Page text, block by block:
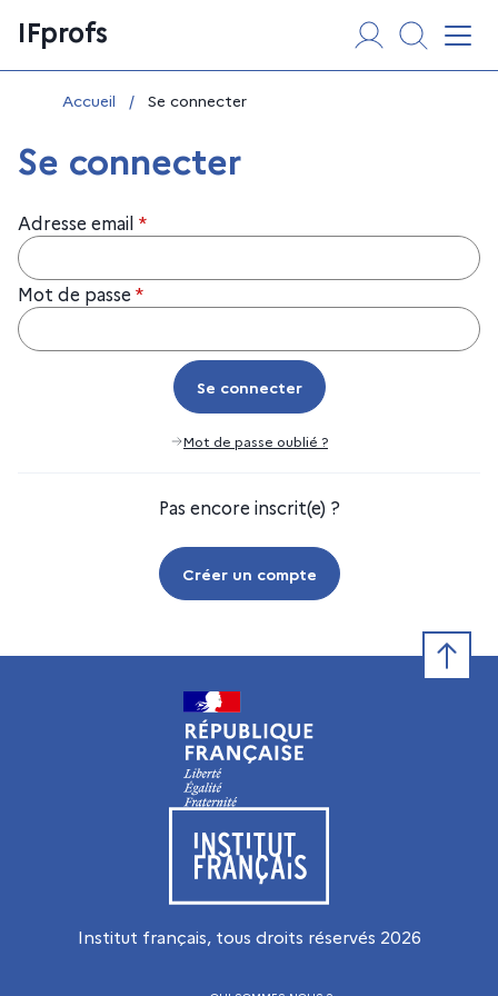
au
contenu
IFprofs
Vous êtes ici :
Accueil / Se connecter
Se connecter
Adresse email *
Mot de passe *
Se connecter
Se connecter
Mot de passe oublié ?
Pas encore inscrit(e) ?
Créer un compte
Visiter le site de l’Institut français
Institut français, tous droits réservés 2026